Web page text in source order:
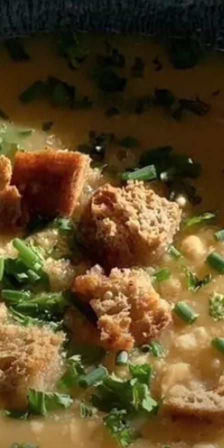
Paramètres de
confidentialité
Afin de faciliter votre navigation et de vous
apporter le meilleur service possible, nous utilisons
des cookies pour améliorer le site aux besoins des
visiteurs, notamment selon la fréquentation.
Nos politique de confidentialité